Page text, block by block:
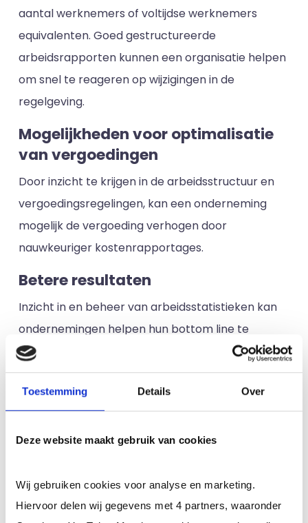
Toestemming Details Over
Deze website maakt gebruik van cookies
Wij gebruiken cookies voor analyse en marketing.
Hiervoor delen wij gegevens met 4 partners, waaronder
aantal werknemers of voltijdse werknemers
equivalenten. Goed gestructureerde
arbeidsrapporten kunnen een organisatie helpen
om snel te reageren op wijzigingen in de
regelgeving.
Mogelijkheden voor optimalisatie
van vergoedingen
Door inzicht te krijgen in de arbeidsstructuur en
vergoedingsregelingen, kan een onderneming
mogelijk de vergoeding verhogen door
nauwkeuriger kostenrapportages.
Betere resultaten
Inzicht in en beheer van arbeidsstatistieken kan
ondernemingen helpen hun bottom line te
verbeteren, zowel op de korte als op de lange
termijn, door trends ten aanzien van kosten en
inkomsten op elkaar af te stemmen.
ontwikkelen van een beter
arbobeleid
1. Begin met een beoordeling van